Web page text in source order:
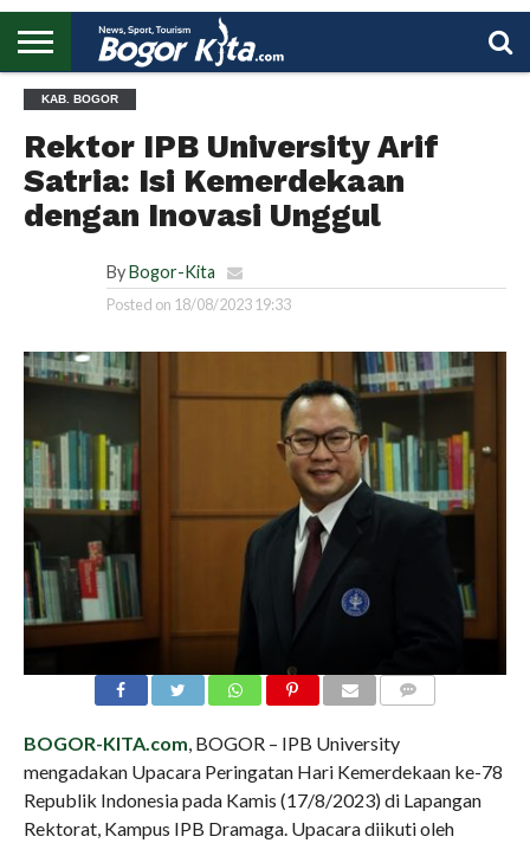
BOGOR
REGIONAL
NASIONAL
PENDIDIKAN
WISATA
OLAHRAGA
LAPORAN
PROFIL
KAB. BOGOR
Rektor IPB University Arif
Satria: Isi Kemerdekaan
dengan Inovasi Unggul
By Bogor-Kita
Posted on 18/08/2023 19:33
BOGOR-KITA.com , BOGOR – IPB University
mengadakan Upacara Peringatan Hari Kemerdekaan ke-78
Republik Indonesia pada Kamis (17/8/2023) di Lapangan
Rektorat, Kampus IPB Dramaga. Upacara diikuti oleh